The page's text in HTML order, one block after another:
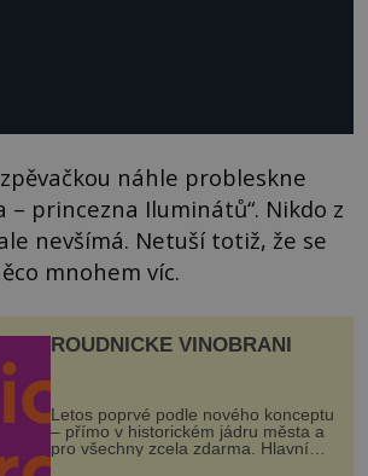
náhle probleskne
– princezna Iluminátů“. Nikdo z
nevšímá. Netuší totiž, že se
mnohem víc.
ROUDNICKÉ VINOBRANÍ
Letos poprvé podle nového konceptu
– přímo v historickém jádru města a
pro všechny zcela zdarma. Hlavní
program se odehraje na Karlově a